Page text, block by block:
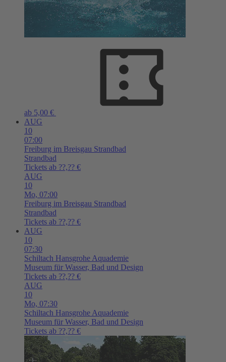
ab 5,00 €
AUG
10
07:00
Freiburg im Breisgau Strandbad
Strandbad
Tickets ab ??,?? €
AUG
10
Mo, 07:00
Freiburg im Breisgau Strandbad
Strandbad
Tickets ab ??,?? €
AUG
10
07:30
Schiltach Hansgrohe Aquademie
Museum für Wasser, Bad und Design
Tickets ab ??,?? €
AUG
10
Mo, 07:30
Schiltach Hansgrohe Aquademie
Museum für Wasser, Bad und Design
Tickets ab ??,?? €